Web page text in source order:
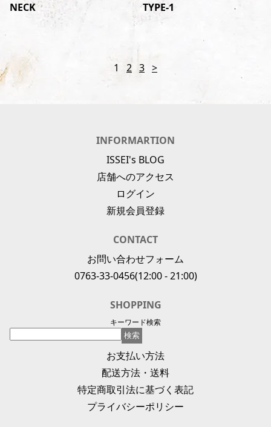
NECK
TYPE-1
1 2 3 >
INFORMARTION
ISSEI's BLOG
店舗へのアクセス
ログイン
新規会員登録
CONTACT
お問い合わせフォーム
0763-33-0456(12:00 - 21:00)
SHOPPING
キーワード検索
お支払い方法
配送方法・送料
特定商取引法に基づく表記
プライバシーポリシー